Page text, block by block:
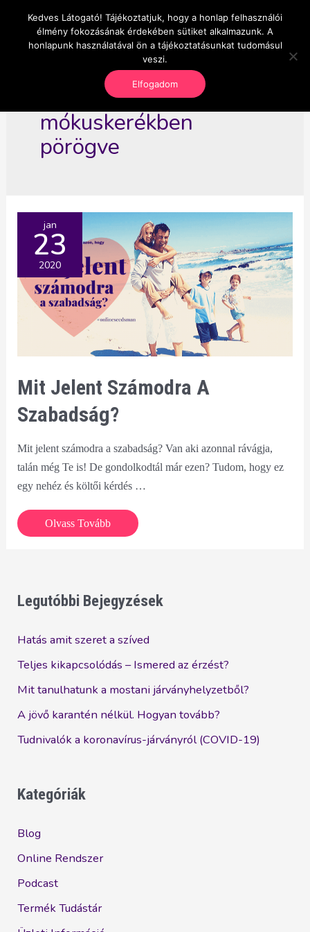
content
OnlineSeedsMan
Üzlet és szabadság
Main
mókuskerékben
pörögve
jan
23
2020
Mit Jelent Számodra A
Szabadság?
Mit jelent számodra a szabadság? Van aki azonnal rávágja,
talán még Te is! De gondolkodtál már ezen? Tudom, hogy ez
egy nehéz és költői kérdés …
Mit
jelent
szabadság?
Olvass Tovább
Legutóbbi Bejegyzések
Hatás amit szeret a szíved
Teljes kikapcsolódás – Ismered az érzést?
Mit tanulhatunk a mostani járványhelyzetből?
A jövő karantén nélkül. Hogyan tovább?
Tudnivalók a koronavírus-járványról (COVID-19)
Kategóriák
Blog
Online Rendszer
Podcast
Termék Tudástár
Kedves Látogató! Tájékoztatjuk, hogy a honlap felhasználói
élmény fokozásának érdekében sütiket alkalmazunk. A
honlapunk használatával ön a tájékoztatásunkat tudomásul
veszi.
Elfogadom